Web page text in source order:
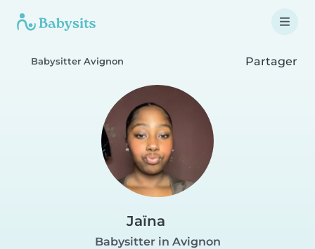
Babysitter Avignon Partager
Jaïna
Babysitter in Avignon